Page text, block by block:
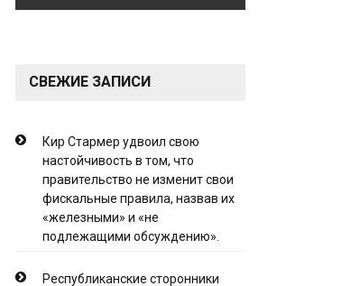
СВЕЖИЕ ЗАПИСИ
Кир Стармер удвоил свою
настойчивость в том, что
правительство не изменит свои
фискальные правила, назвав их
«железными» и «не
подлежащими обсуждению».
Республиканские сторонники